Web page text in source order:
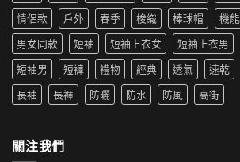
中
寵〉
中
薦|
女
生
穿
推
薦〉
中
機
嗎
防
水
外
套
清
洗〉
情侶款
戶外 春季 梭織 棒球帽 機能
男女同款
短袖 短袖上衣女 短袖上衣男
短袖男
短褲 禮物 經典 透氣 速乾
長袖
長褲 防曬 防水 防風 高街
關注我們